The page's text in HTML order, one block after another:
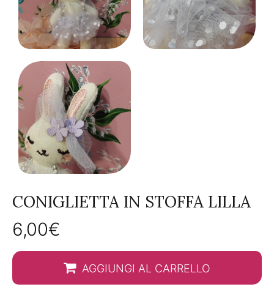
CONIGLIETTA IN STOFFA LILLA
6,00€
AGGIUNGI AL CARRELLO